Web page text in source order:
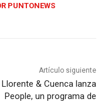
PUNTONEWS
Artículo siguiente
Llorente & Cuenca lanza
People, un programa de